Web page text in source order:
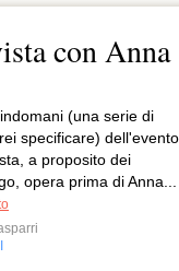
con Anna
(una serie di
specificare) dell'evento
a proposito dei
opera prima di Anna...